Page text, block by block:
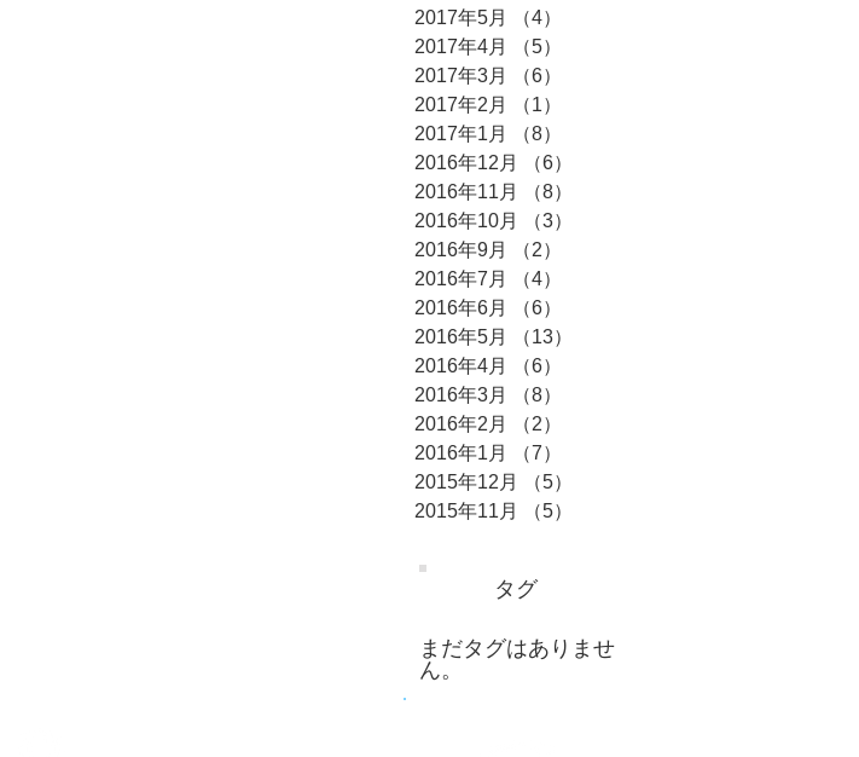
2017年5月
（4）
2017年4月
（5）
2017年3月
（6）
2017年2月
（1）
2017年1月
（8）
2016年12月
（6）
2016年11月
（8）
2016年10月
（3）
2016年9月
（2）
2016年7月
（4）
2016年6月
（6）
2016年5月
（13）
2016年4月
（6）
2016年3月
（8）
2016年2月
（2）
2016年1月
（7）
2015年12月
（5）
2015年11月
（5）
タグ
まだタグはありませ
ん。